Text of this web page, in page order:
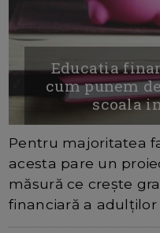
Educatia
cum punem
scoala
Pentru majoritatea
acesta pare un
măsură ce crește
financiară a adulților